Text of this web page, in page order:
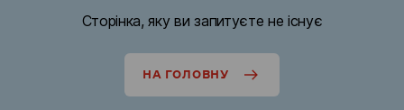
Сторінка, яку ви запитуєте не існує
НА ГОЛОВНУ